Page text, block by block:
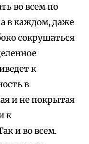
во всем по
в каждом, даже
сокрушаться
к
в
и не покрытая
к
и во всем.